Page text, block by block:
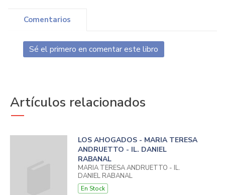
Comentarios
Sé el primero en comentar este libro
Artículos relacionados
LOS AHOGADOS - MARIA TERESA
ANDRUETTO - IL. DANIEL
RABANAL
MARIA TERESA ANDRUETTO - IL.
DANIEL RABANAL
En Stock